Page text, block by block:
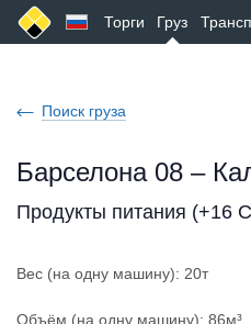
Торги Груз
Поиск груза
Барселона 08 –
Продукты питания (+16
Вес (на одну машину): 20т
Объём (на одну машину): 86м³